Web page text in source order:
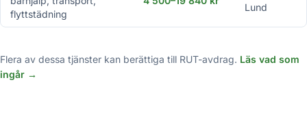
flyttstädning
Lund
Flera av dessa tjänster kan berättiga till RUT-avdrag. Läs vad som
ingår →